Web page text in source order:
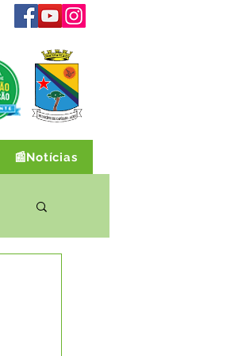
📰Notícias